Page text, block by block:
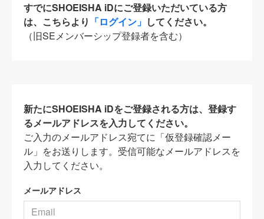
すでにSHOEISHA iDにご登録いただいている方
は、こちらより 「ログイン」 してください。
（旧SEメンバーシップ登録者を含む）
新たにSHOEISHA iDをご登録される方は、登録す
るメールアドレスを入力してください。
ご入力のメールアドレス宛てに「仮登録確認メー
ル」をお送りします。受信可能なメールアドレスを
入力してください。
メールアドレス